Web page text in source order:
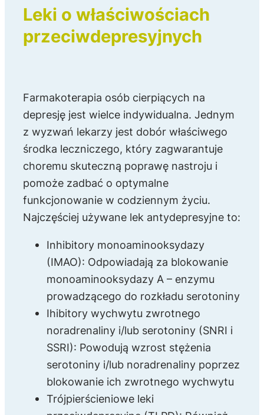
Leki o właściwościach
przeciwdepresyjnych
Farmakoterapia osób cierpiących na
depresję jest wielce indywidualna. Jednym
z wyzwań lekarzy jest dobór właściwego
środka leczniczego, który zagwarantuje
choremu skuteczną poprawę nastroju i
pomoże zadbać o optymalne
funkcjonowanie w codziennym życiu.
Najczęściej używane lek antydepresyjne to:
Inhibitory monoaminooksydazy
(IMAO): Odpowiadają za blokowanie
monoaminooksydazy A – enzymu
prowadzącego do rozkładu serotoniny
Ihibitory wychwytu zwrotnego
noradrenaliny i/lub serotoniny (SNRI i
SSRI): Powodują wzrost stężenia
serotoniny i/lub noradrenaliny poprzez
blokowanie ich zwrotnego wychwytu
Trójpierścieniowe leki